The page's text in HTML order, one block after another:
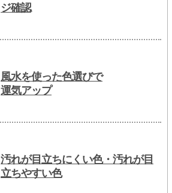
ジ確認
風水を使った色選びで
運気アップ
汚れが目立ちにくい色・汚れが目
立ちやすい色